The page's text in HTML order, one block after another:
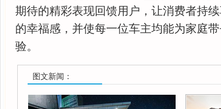
期待的精彩表现回馈用户，让消费者持
的幸福感，并使每一位车主均能为家庭
验。
图文新闻：